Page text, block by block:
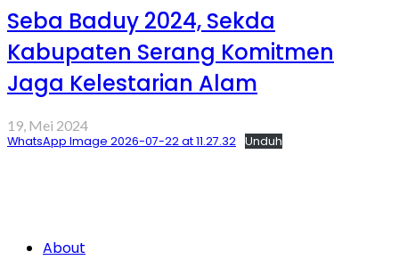
Seba Baduy 2024, Sekda
Kabupaten Serang Komitmen
Jaga Kelestarian Alam
19, Mei 2024
WhatsApp Image 2026-07-22 at 11.27.32 Unduh
About